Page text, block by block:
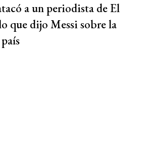
a un periodista de El
que dijo Messi sobre la